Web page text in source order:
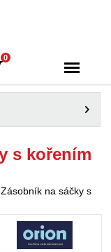
0
s kořením
na sáčky s